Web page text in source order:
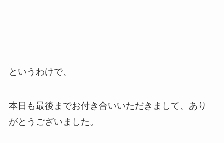
というわけで、
本日も最後までお付き合いいただきまして、あり
がとうございました。